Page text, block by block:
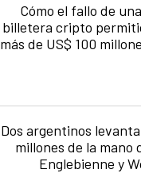
Cómo el fallo de
billetera cripto
más de US$ 100
Dos argentinos
millones de la mano
Englebienne y